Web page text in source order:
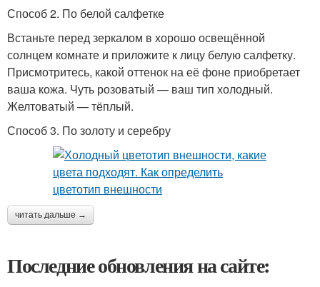
Способ 2. По белой салфетке
Встаньте перед зеркалом в хорошо освещённой
солнцем комнате и приложите к лицу белую салфетку.
Присмотритесь, какой оттенок на её фоне приобретает
ваша кожа. Чуть розоватый — ваш тип холодный.
Желтоватый — тёплый.
Способ 3. По золоту и серебру
читать дальше →
Последние обновления на сайте: